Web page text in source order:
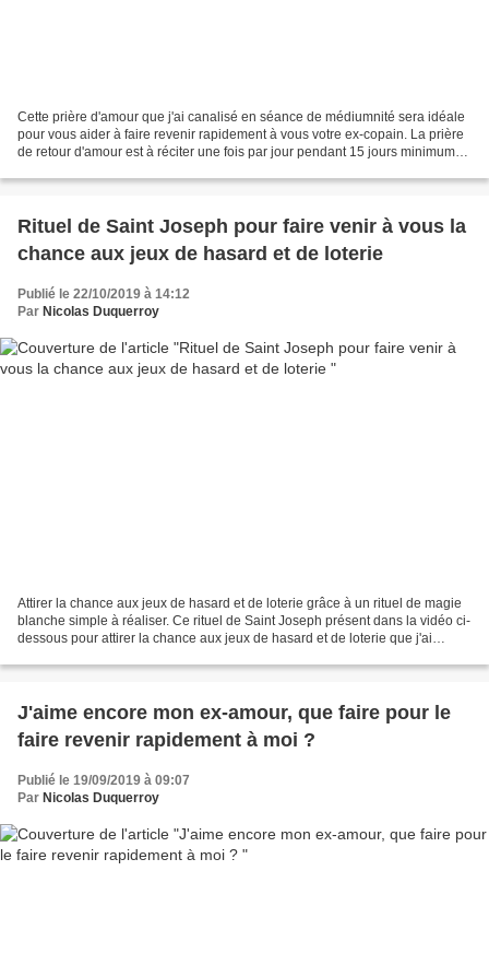
Cette prière d'amour que j'ai canalisé en séance de médiumnité sera idéale
pour vous aider à faire revenir rapidement à vous votre ex-copain. La prière
de retour d'amour est à réciter une fois par jour pendant 15 jours minimums.
Rituel de Saint Joseph pour faire venir à vous la
chance aux jeux de hasard et de loterie
Publié le 22/10/2019 à 14:12
Par Nicolas Duquerroy
Attirer la chance aux jeux de hasard et de loterie grâce à un rituel de magie
blanche simple à réaliser. Ce rituel de Saint Joseph présent dans la vidéo ci-
dessous pour attirer la chance aux jeux de hasard et de loterie que j'ai
J'aime encore mon ex-amour, que faire pour le
faire revenir rapidement à moi ?
Publié le 19/09/2019 à 09:07
Par Nicolas Duquerroy